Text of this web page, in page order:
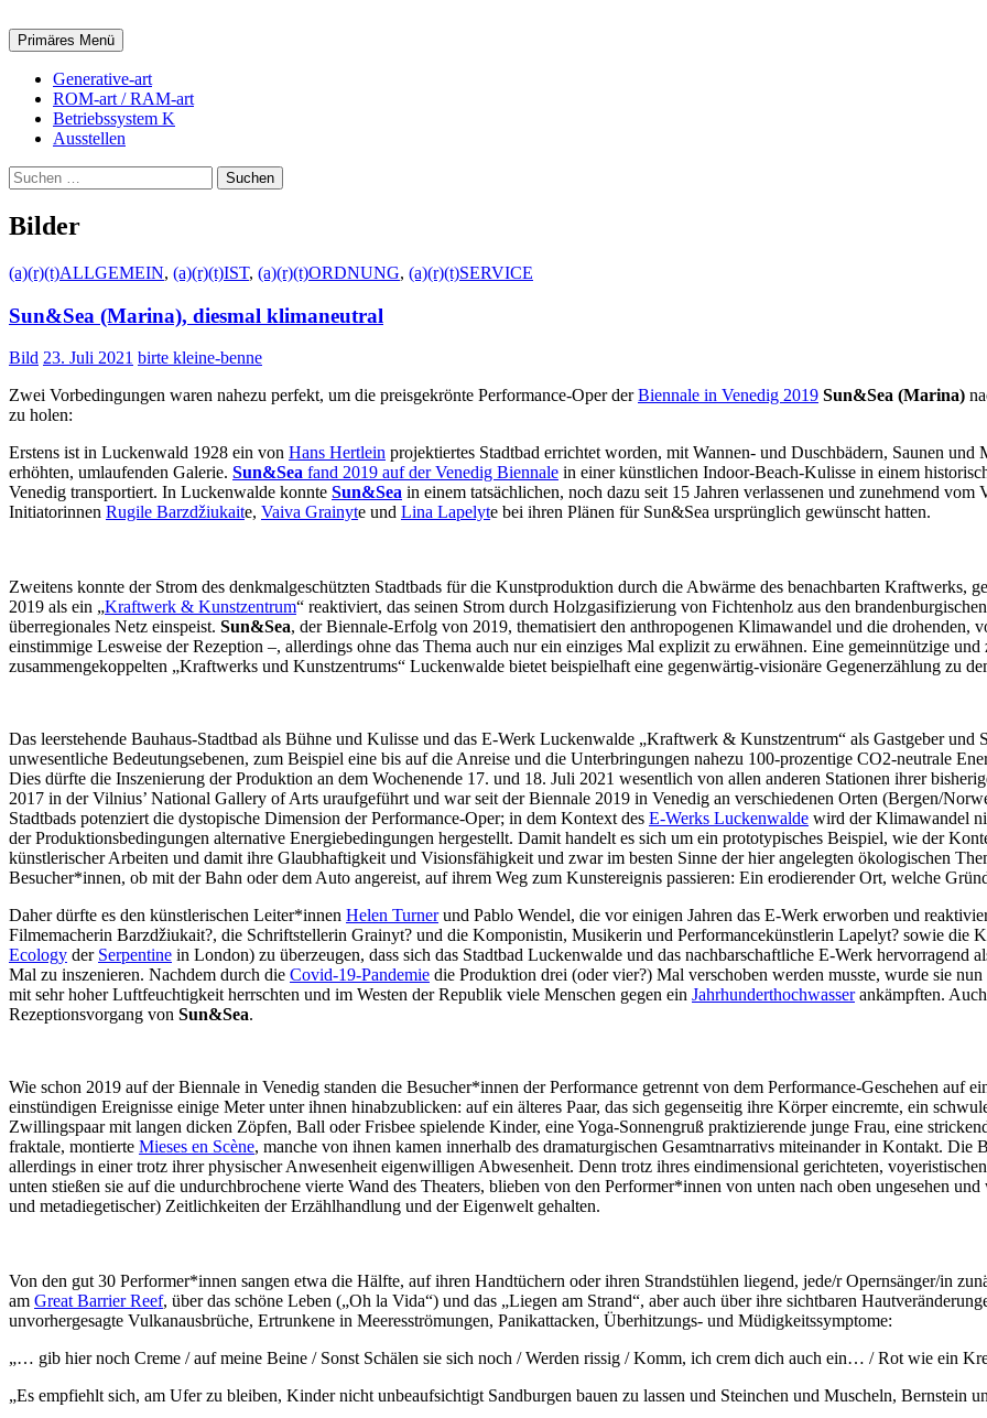
Inhalt
springen
Suchen
Primäres Menü
Generative-art
ROM-art / RAM-art
Betriebssystem K
Ausstellen
Suchen
nach:
Bilder
(a)(r)(t)ALLGEMEIN, (a)(r)(t)IST, (a)(r)(t)ORDNUNG, (a)(r)(t)SERVICE
Sun&Sea (Marina), diesmal klimaneutral
Bild 23. Juli 2021 birte kleine-benne
Zwei Vorbedingungen waren nahezu perfekt, um die preisgekrönte Performance-Oper derBiennale in Venedig 2019 Sun&Sea (Marina)
zu holen:
Erstens ist in Luckenwald 1928 ein von Hans Hertlein projektiertes Stadtbad errichtet worden, mit Wannen- und Duschbädern, Saunen
erhöhten, umlaufenden Galerie. Sun&Sea fand 2019 auf der Venedig Biennale in einer künstlichen Indoor-Beach-Kulisse in einem
Venedig transportiert. In Luckenwalde konnte Sun&Sea in einem tatsächlichen, noch dazu seit 15 Jahren verlassenen und zunehmend
Initiatorinnen Rugile Barzdžiukaite, Vaiva Grainyte und Lina Lapelyte bei ihren Plänen für Sun&Sea ursprünglich gewünscht hatten.
Zweitens konnte der Strom des denkmalgeschützten Stadtbads für die Kunstproduktion durch die Abwärme des benachbarten Kraftwerks,
2019 als ein „Kraftwerk & Kunstzentrum“ reaktiviert, das seinen Strom durch Holzgasifizierung von Fichtenholz aus den
überregionales Netz einspeist. Sun&Sea, der Biennale-Erfolg von 2019, thematisiert den anthropogenen Klimawandel und die drohenden,
einstimmige Lesweise der Rezeption –, allerdings ohne das Thema auch nur ein einziges Mal explizit zu erwähnen. Eine gemeinnützige
zusammengekoppelten „Kraftwerks und Kunstzentrums“ Luckenwalde bietet beispielhaft eine gegenwärtig-visionäre Gegenerzählung zu
Das leerstehende Bauhaus-Stadtbad als Bühne und Kulisse und das E-Werk Luckenwalde „Kraftwerk & Kunstzentrum“ als Gastgeber und
unwesentliche Bedeutungsebenen, zum Beispiel eine bis auf die Anreise und die Unterbringungen nahezu 100-prozentige CO2-neutrale
Dies dürfte die Inszenierung der Produktion an dem Wochenende 17. und 18. Juli 2021 wesentlich von allen anderen Stationen ihrer
2017 in der Vilnius’ National Gallery of Arts uraufgeführt und war seit der Biennale 2019 in Venedig an verschiedenen Orten (Bergen/
Stadtbads potenziert die dystopische Dimension der Performance-Oper; in dem Kontext des E-Werks Luckenwalde wird der Klimawandel
der Produktionsbedingungen alternative Energiebedingungen hergestellt. Damit handelt es sich um ein prototypisches Beispiel, wie der
künstlerischer Arbeiten und damit ihre Glaubhaftigkeit und Visionsfähigkeit und zwar im besten Sinne der hier angelegten ökologischen
Besucher*innen, ob mit der Bahn oder dem Auto angereist, auf ihrem Weg zum Kunstereignis passieren: Ein erodierender Ort, welche
Daher dürfte es den künstlerischen Leiter*innen Helen Turnerund Pablo Wendel, die vor einigen Jahren das E-Werk erworben und
Filmemacherin Barzdžiukait?, die Schriftstellerin Grainyt? und die Komponistin, Musikerin und Performancekünstlerin Lapelyt? sowie die
Ecology der Serpentine in London) zu überzeugen, dass sich das Stadtbad Luckenwalde und das nachbarschaftliche E-Werk hervorragend
Mal zu inszenieren. Nachdem durch die Covid-19-Pandemie die Produktion drei (oder vier?) Mal verschoben werden musste, wurde sie nun
mit sehr hoher Luftfeuchtigkeit herrschten und im Westen der Republik viele Menschen gegen ein Jahrhunderthochwasserankämpften.
Rezeptionsvorgang von Sun&Sea.
Wie schon 2019 auf der Biennale in Venedig standen die Besucher*innen der Performance getrennt von dem Performance-Geschehen auf
einstündigen Ereignisse einige Meter unter ihnen hinabzublicken: auf ein älteres Paar, das sich gegenseitig ihre Körper eincremte, ein
Zwillingspaar mit langen dicken Zöpfen, Ball oder Frisbee spielende Kinder, eine Yoga-Sonnengruß praktizierende junge Frau, eine
fraktale, montierte Mieses en Scène, manche von ihnen kamen innerhalb des dramaturgischen Gesamtnarrativs miteinander in Kontakt.
allerdings in einer trotz ihrer physischer Anwesenheit eigenwilligen Abwesenheit. Denn trotz ihres eindimensional gerichteten,
unten stießen sie auf die undurchbrochene vierte Wand des Theaters, blieben von den Performer*innen von unten nach oben ungesehen
und metadiegetischer) Zeitlichkeiten der Erzählhandlung und der Eigenwelt gehalten.
Von den gut 30 Performer*innen sangen etwa die Hälfte, auf ihren Handtüchern oder ihren Strandstühlen liegend, jede/r Opernsänger/in
am Great Barrier Reef, über das schöne Leben („Oh la Vida“) und das „Liegen am Strand“, aber auch über ihre sichtbaren
unvorhergesagte Vulkanausbrüche, Ertrunkene in Meeresströmungen, Panikattacken, Überhitzungs- und Müdigkeitssymptome:
„… gib hier noch Creme / auf meine Beine / Sonst Schälen sie sich noch / Werden rissig / Komm, ich crem dich auch ein… / Rot wie ein
„Es empfiehlt sich, am Ufer zu bleiben, Kinder nicht unbeaufsichtigt Sandburgen bauen zu lassen und Steinchen und Muscheln, Bernstein